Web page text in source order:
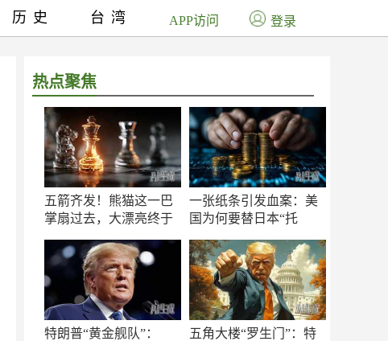
热点聚焦
五箭齐发！熊猫这一巴
掌扇过去，大漂亮终于
一张纸条引发血案：美
国为何要替日本“托
特朗普“黄金舰队”：
五角大楼“罗生门”：特
历史 台湾 APP访问 登录